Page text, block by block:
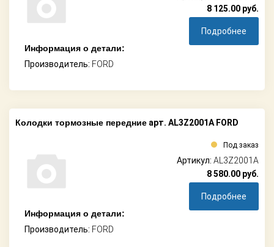
Информация о детали:
Производитель: FORD
8 125.00 руб.
Подробнее
Колодки тормозные передние арт. AL3Z2001A FORD
Информация о детали:
Производитель: FORD
Под заказ
Артикул: AL3Z2001A
8 580.00 руб.
Подробнее